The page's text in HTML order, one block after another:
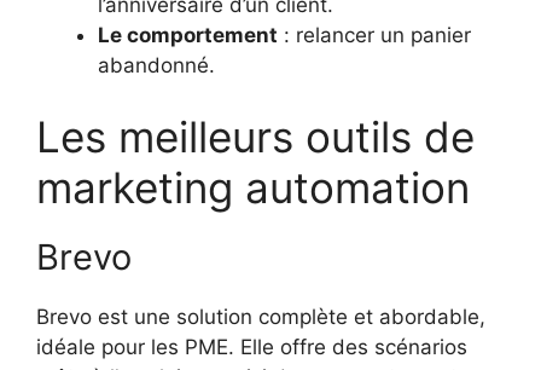
Le comportement : relancer un panier
abandonné.
Les meilleurs outils de
marketing automation
Brevo
Brevo est une solution complète et abordable,
idéale pour les PME. Elle offre des scénarios